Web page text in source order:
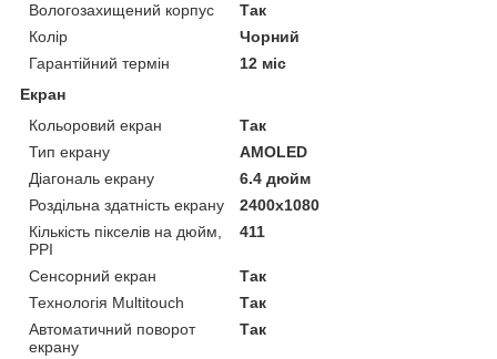
Вологозахищений корпус
Так
Колір
Чорний
Гарантійний термін
12 міс
Екран
Кольоровий екран
Так
Тип екрану
AMOLED
Діагональ екрану
6.4 дюйм
Роздільна здатність екрану
2400x1080
Кількість пікселів на дюйм,
PPI
411
Сенсорний екран
Так
Технологія Multitouch
Так
Автоматичний поворот
екрану
Так